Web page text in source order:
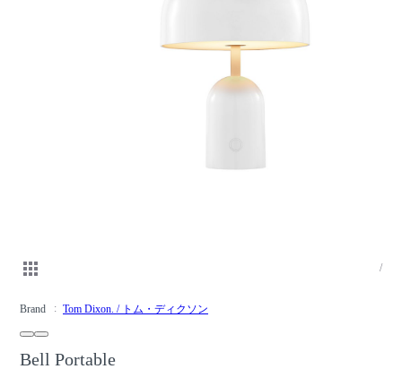
/
Brand Tom Dixon. / トム・ディクソン
Bell Portable